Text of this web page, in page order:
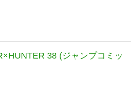
38 (ジャンプコミッ